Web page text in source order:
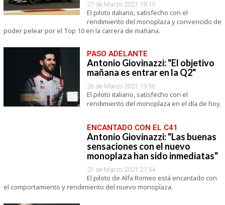
27 de Marzo 2021 19:15
El piloto italiano, satisfecho con el
rendimiento del monoplaza y convencido de
poder pelear por el Top 10 en la carrera de mañana.
PASO ADELANTE
Antonio Giovinazzi: "El objetivo
mañana es entrar en la Q2"
26 de Marzo 2021 19:56
El piloto italiano, satisfecho con el
rendimiento del monoplaza en el día de hoy.
ENCANTADO CON EL C41
Antonio Giovinazzi: "Las buenas
sensaciones con el nuevo
monoplaza han sido inmediatas"
21 de Marzo 2021 21:54
El piloto de Alfa Romeo está encantado con
el comportamiento y rendimiento del nuevo monoplaza.